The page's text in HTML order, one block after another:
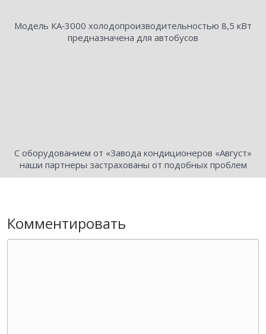
Модель КА‑3000 холодопроизводительностью 8,5 кВт
предназначена для автобусов
С оборудованием от «Завода кондиционеров «Август»
наши партнеры застрахованы от подобных проблем
Комментировать